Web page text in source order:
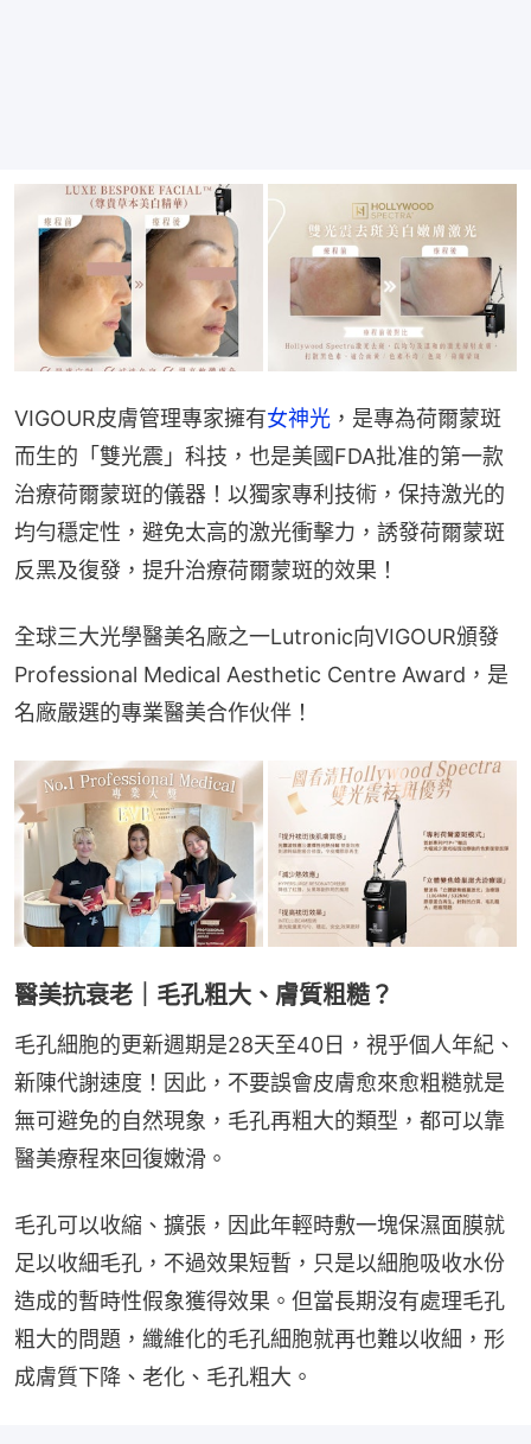
VIGOUR皮膚管理專家擁有女神光 ，是專為荷爾蒙斑
而生的「雙光震」科技，也是美國FDA批准的第一款
治療荷爾蒙斑的儀器！以獨家專利技術，保持激光的
均勻穩定性，避免太高的激光衝擊力，誘發荷爾蒙斑
反黑及復發，提升治療荷爾蒙斑的效果！
全球三大光學醫美名廠之一Lutronic向VIGOUR頒發
Professional Medical Aesthetic Centre Award，是
名廠嚴選的專業醫美合作伙伴！
醫美抗衰老｜毛孔粗大、膚質粗糙？
毛孔細胞的更新週期是28天至40日，視乎個人年紀、
新陳代謝速度！因此，不要誤會皮膚愈來愈粗糙就是
無可避免的自然現象，毛孔再粗大的類型，都可以靠
醫美療程來回復嫩滑。
毛孔可以收縮、擴張，因此年輕時敷一塊保濕面膜就
足以收細毛孔，不過效果短暫，只是以細胞吸收水份
造成的暫時性假象獲得效果。但當長期沒有處理毛孔
粗大的問題，纖維化的毛孔細胞就再也難以收細，形
成膚質下降、老化、毛孔粗大。